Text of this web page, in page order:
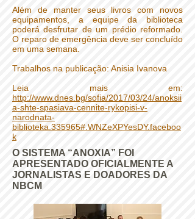
Além de manter seus livros com novos
equipamentos, a equipe da biblioteca
poderá desfrutar de um prédio reformado.
O reparo de emergência deve ser concluído
em uma semana.
Trabalhos na publicação: Anisia Ivanova
Leia mais em:
http://www.dnes.bg/sofia/2017/03/24/anoksii
a-shte-spasiava-cennite-rykopisi-v-
narodnata-
biblioteka.335965#.WNZeXPYesDY.faceboo
k
O SISTEMA “ANOXIA” FOI
APRESENTADO OFICIALMENTE A
JORNALISTAS E DOADORES DA
NBCM